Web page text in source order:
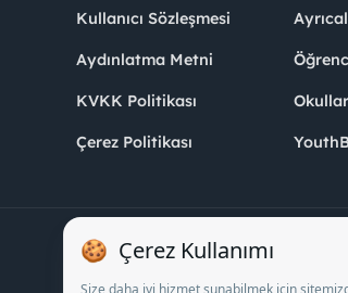
Kullanıcı Sözleşmesi
Aydınlatma Metni
KVKK Politikası
Çerez Politikası
Okullar